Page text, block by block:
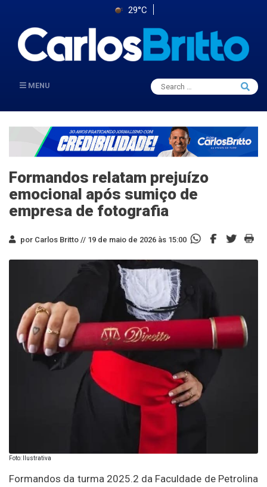
29°C
MENU
Search
for:
Search
Formandos relatam prejuízo
emocional após sumiço de
empresa de fotografia
por Carlos Britto // 19 de maio de 2026 às 15:00
Foto: Ilustrativa
Formandos da turma 2025.2 da Faculdade de Petrolina